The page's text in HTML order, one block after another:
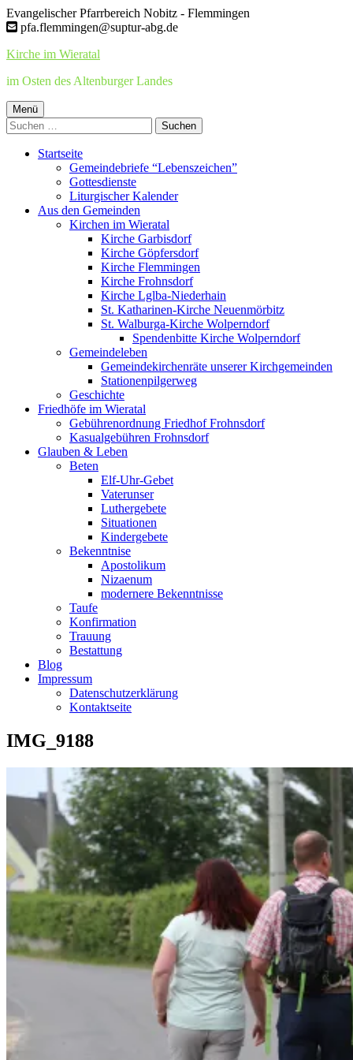
Springe
zum
Evangelischer Pfarrbereich Nobitz - Flemmingen
pfa.flemmingen@suptur-abg.de
Kirche im Wieratal
im Osten des Altenburger Landes
Primäres
Menü
Menü
Suchen
nach:
Startseite
Gemeindebriefe “Lebenszeichen”
Gottesdienste
Liturgischer Kalender
Aus den Gemeinden
Kirchen im Wieratal
Kirche Garbisdorf
Kirche Göpfersdorf
Kirche Flemmingen
Kirche Frohnsdorf
Kirche Lglba-Niederhain
St. Katharinen-Kirche Neuenmörbitz
St. Walburga-Kirche Wolperndorf
Spendenbitte Kirche Wolperndorf
Gemeindeleben
Gemeindekirchenräte unserer Kirchgemeinden
Stationenpilgerweg
Geschichte
Friedhöfe im Wieratal
Gebührenordnung Friedhof Frohnsdorf
Kasualgebühren Frohnsdorf
Glauben & Leben
Beten
Elf-Uhr-Gebet
Vaterunser
Luthergebete
Situationen
Kindergebete
Bekenntnise
Apostolikum
Nizaenum
modernere Bekenntnisse
Taufe
Konfirmation
Trauung
Bestattung
Blog
Impressum
Datenschutzerklärung
Kontaktseite
IMG_9188